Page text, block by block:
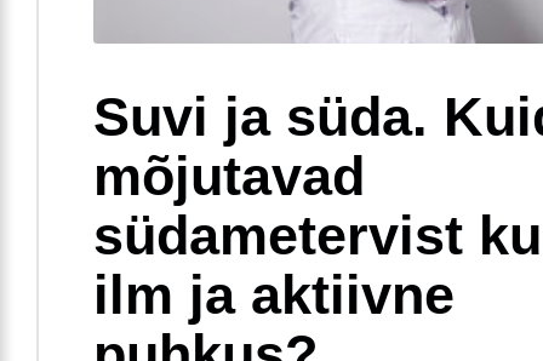
Suvi ja süda.
mõjutavad
südametervist
ilm ja aktiivne